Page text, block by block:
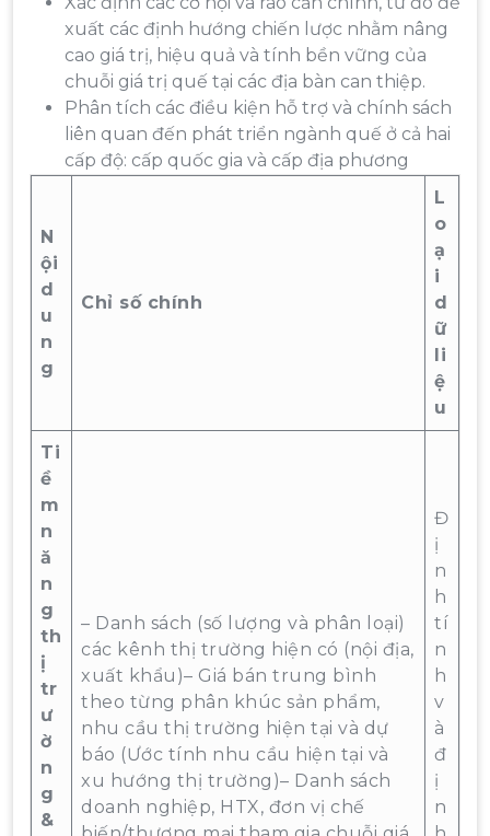
xuất các định hướng chiến lược nhằm nâng
cao giá trị, hiệu quả và tính bền vững của
chuỗi giá trị quế tại các địa bàn can thiệp.
Phân tích các điều kiện hỗ trợ và chính sách
liên quan đến phát triển ngành quế ở cả hai
cấp độ: cấp quốc gia và cấp địa phương
N
ội
d
u
n
g
Chỉ số chính
L
o
ạ
i
d
ữ
li
ệ
u
Ti
ề
m
n
ă
n
g
th
ị
tr
ư
ờ
n
g
&
– Danh sách (số lượng và phân loại)
các kênh thị trường hiện có (nội địa,
xuất khẩu)– Giá bán trung bình
theo từng phân khúc sản phẩm,
nhu cầu thị trường hiện tại và dự
báo (Ước tính nhu cầu hiện tại và
xu hướng thị trường)– Danh sách
doanh nghiệp, HTX, đơn vị chế
Đ
ị
n
h
tí
n
h
v
à
đ
ị
n